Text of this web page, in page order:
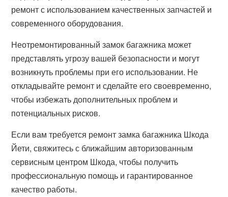
ремонт с использованием качественных запчастей и
современного оборудования.
Неотремонтированный замок багажника может
представлять угрозу вашей безопасности и могут
возникнуть проблемы при его использовании. Не
откладывайте ремонт и сделайте его своевременно,
чтобы избежать дополнительных проблем и
потенциальных рисков.
Если вам требуется ремонт замка багажника Шкода
Йети, свяжитесь с ближайшим авторизованным
сервисным центром Шкода, чтобы получить
профессиональную помощь и гарантированное
качество работы.